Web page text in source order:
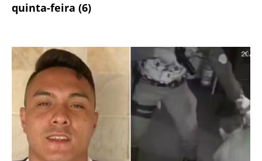
quinta-feira (6)